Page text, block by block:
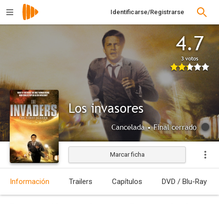
Identificarse/Registrarse
4.7
3 votos
Los invasores
Cancelada • Final cerrado
Marcar ficha
Información Trailers Capítulos DVD / Blu-Ray